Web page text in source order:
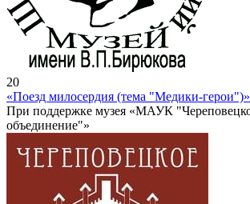
20
«Поезд милосердия (тема "Медики-герои")»
При поддержке музея «МАУК
объединение"»